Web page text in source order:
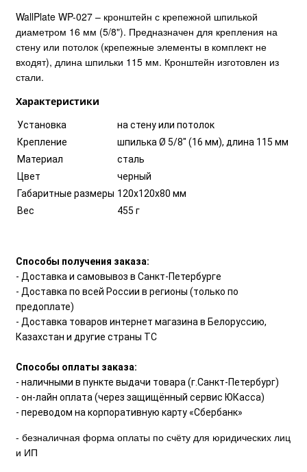
WallPlate WP-027 – кронштейн с крепежной шпилькой
диаметром 16 мм (5/8"). Предназначен для крепления на
стену или потолок (крепежные элементы в комплект не
входят), длина шпильки 115 мм. Кронштейн изготовлен из
стали.
Характеристики
Установка
на стену или потолок
Крепление
шпилька Ø 5/8" (16 мм), длина 115 мм
Материал
сталь
Цвет
черный
Габаритные размеры 120х120х80 мм
Вес
455 г
Способы получения заказа:
- Доставка и самовывоз в Санкт-Петербурге
- Доставка по всей России в регионы (только по
предоплате)
- Доставка товаров интернет магазина в Белоруссию,
Казахстан и другие страны ТС
Способы оплаты заказа:
- наличными в пункте выдачи товара (г.Санкт-Петербург)
- он-лайн оплата (через защищённый сервис ЮКасса)
- переводом на корпоративную карту «Сбербанк»
- безналичная форма оплаты по счёту для юридических лиц
и ИП